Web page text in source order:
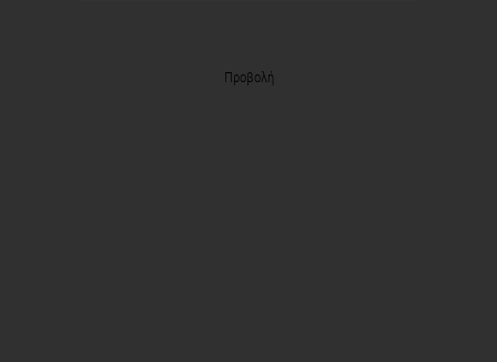
Προβολή